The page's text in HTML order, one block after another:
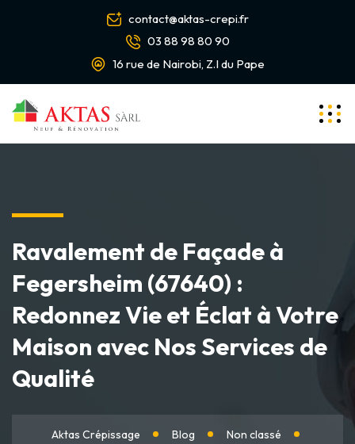
contact@aktas-crepi.fr
03 88 98 80 90
16 rue de Nairobi, Z.I du Pape
Ravalement de Façade à
Fegersheim (67640) :
Redonnez Vie et Éclat à Votre
Maison avec Nos Services de
Qualité
Aktas Crépissage Blog
Non classé